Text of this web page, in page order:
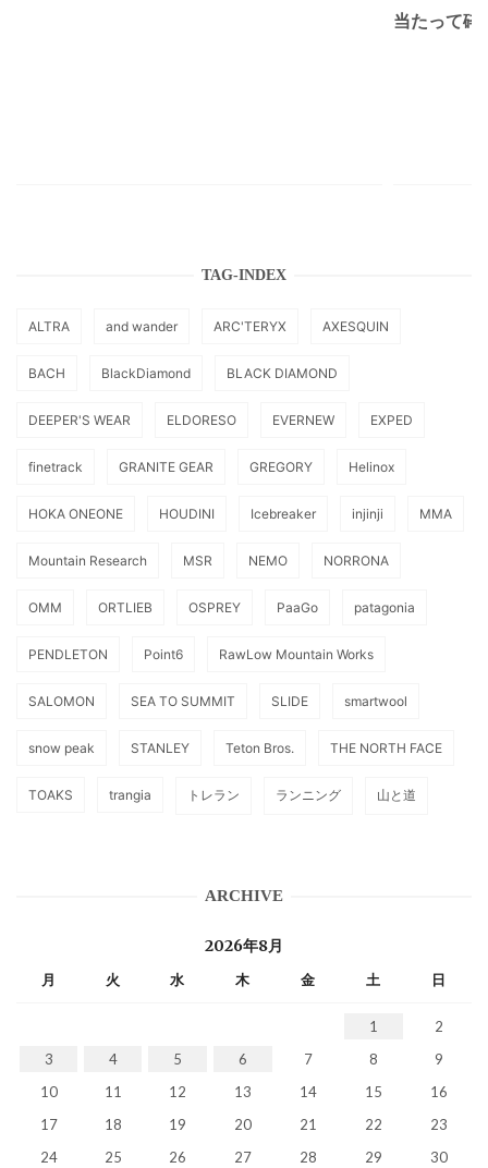
当たって砕
TAG-INDEX
ALTRA and wander ARC'TERYX AXESQUIN
BACH BlackDiamond BLACK DIAMOND
DEEPER'S WEAR ELDORESO EVERNEW EXPED
finetrack GRANITE GEAR GREGORY Helinox
HOKA ONEONE HOUDINI Icebreaker injinji MMA
Mountain Research MSR NEMO NORRONA
OMM ORTLIEB OSPREY PaaGo patagonia
PENDLETON Point6 RawLow Mountain Works
SALOMON SEA TO SUMMIT SLIDE smartwool
snow peak STANLEY Teton Bros. THE NORTH FACE
TOAKS trangia トレラン ランニング 山と道
ARCHIVE
2026年8月
月 火 水 木 金 土 日
1
2
3
4 5 6 7 8
9
10
11 12 13 14 15
16
17
18 19 20 21 22
23
24
25 26 27 28 29 30